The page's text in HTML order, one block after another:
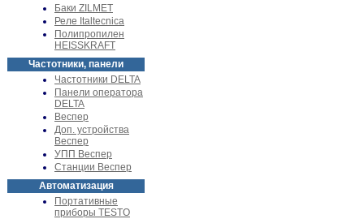
Баки ZILMET
Реле Italtecnica
Полипропилен
HEISSKRAFT
Частотники, панели
Частотники DELTA
Панели оператора
DELTA
Веспер
Доп. устройства
Веспер
УПП Веспер
Станции Веспер
Автоматизация
Портативные
приборы TESTO